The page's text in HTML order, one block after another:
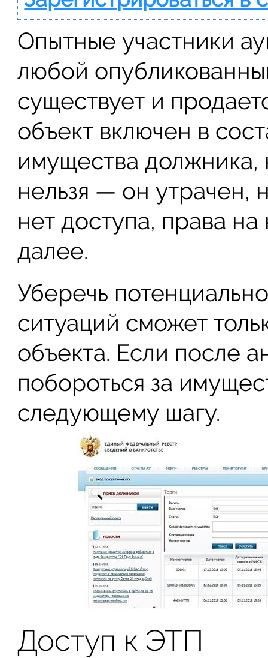
Опытные участники
любой
существует и
объект включен в
имущества должника,
нельзя — он утрачен,
нет доступа, права
далее.
Уберечь
ситуаций сможет
объекта. Если после
побороться за
следующему шагу.
Доступ к ЭТП